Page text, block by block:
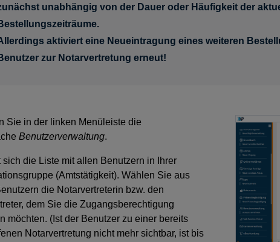
unabhängig von der Dauer oder Häufigkeit der
aktiviert eine Neueintragung eines weiteren
zur Notarvertretung erneut!
Sie in der linken Menüleiste die
Benutzerverwaltung.
sich die Liste mit allen Benutzern in Ihrer
(Amtstätigkeit). Wählen Sie aus
die Notarvertreterin bzw. den
dem Sie die Zugangsberechtigung
möchten. (Ist der Benutzer zu einer bereits
Notarvertretung nicht mehr sichtbar, ist bis